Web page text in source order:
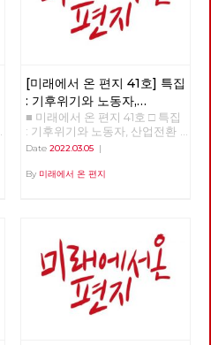
[미래에서 온 편지 41호] 특집
: 기후위기와 노동자,
산업전환을 넘어
체제전환으로
■ 미래에서 온 편지 41호 □ 특집
: 기후위기와 노동자, 산업전환
을 넘어 체제전환으로 >>>>>>
Date 2022.03.05|
By 미래에서 온 편지